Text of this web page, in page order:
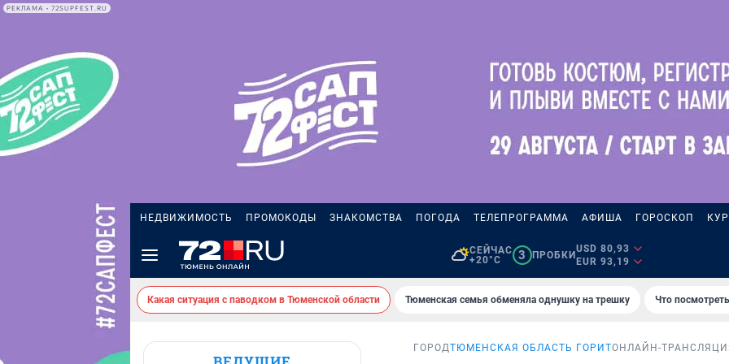
РЕКЛАМА • 72SUPFEST.RU
НЕДВИЖИМОСТЬ ПРОМОКОДЫ ЗНАКОМСТВА ПОГОДА ТЕЛЕПРОГРАММА АФИША ГОРОСКОП
СЕЙЧАС
+20°C
3 ПРОБКИ
USD 80,93
EUR 93,19
Какая ситуация с паводком в Тюменской области Тюменская семья обменяла однушку на трешку Что
ГОРОДТЮМЕНСКАЯ ОБЛАСТЬ ГОРИТОНЛАЙН-